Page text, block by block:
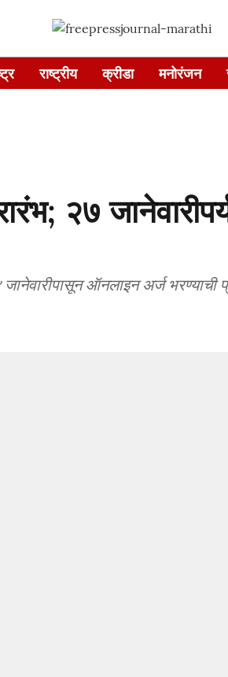
राष्ट्रीय क्रीडा मनोरंजन
२७
ऑनलाइन अर्ज भरण्याची